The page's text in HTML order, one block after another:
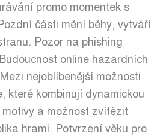
promo momentek s
části mění běhy, vytváří
Pozor na phishing
online hazardních
nejoblíbenější možnosti
které kombinují dynamickou
a možnost zvítězit
hrami. Potvrzení věku pro